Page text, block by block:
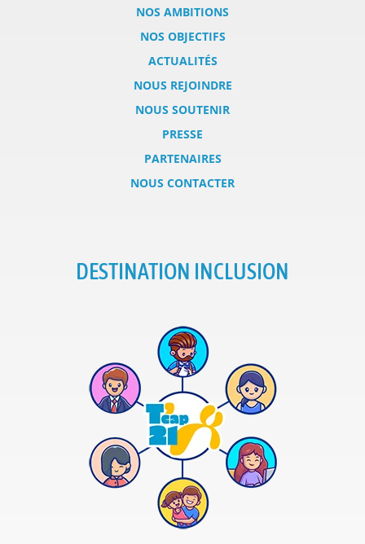
NOS AMBITIONS
NOS OBJECTIFS
ACTUALITÉS
NOUS REJOINDRE
NOUS SOUTENIR
PRESSE
PARTENAIRES
NOUS CONTACTER
DESTINATION INCLUSION